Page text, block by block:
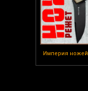
Империя ножей